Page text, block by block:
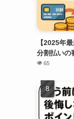
【2025年
分割払いの
65